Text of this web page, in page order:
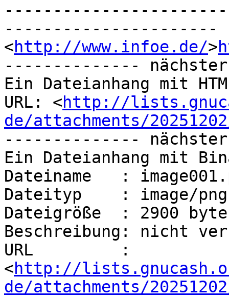
----------------------
<http://www.infoe.de/>
--------------
Ein Dateianhang mit
URL: <http://
de/attachments/
--------------
Ein Dateianhang mit
Dateiname   :
Dateityp    : image/png
Dateigröße  : 2900
Beschreibung: nicht
URL         :
<http://
de/attachments/